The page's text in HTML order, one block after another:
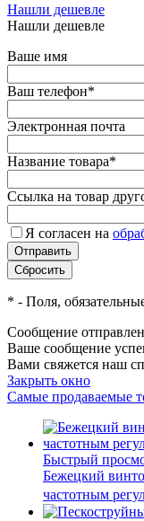
Нашли дешевле
Нашли дешевле
Ваше имя
Ваш телефон*
Электронная почта
Название товара*
Ссылка на товар
Я согласен на
* - Поля,
Сообщение
Ваше сообщение
Вами свяжется наш
Закрыть окно
Самые продаваемые
Быстрый
Бежецкий
частотным